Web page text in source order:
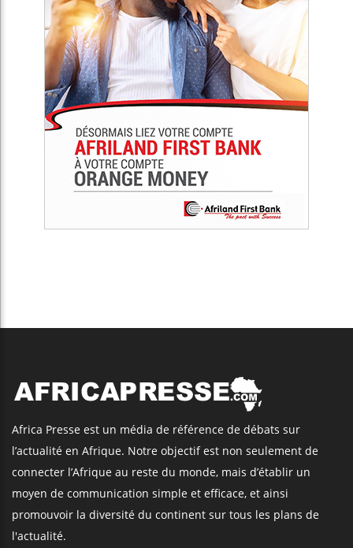
Africa Presse est un média de référence de débats sur
l’actualité en Afrique. Notre objectif est non seulement de
connecter l’Afrique au reste du monde, mais d’établir un
moyen de communication simple et efficace, et ainsi
promouvoir la diversité du continent sur tous les plans de
l'actualité.